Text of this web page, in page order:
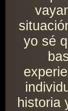
yo sé
historia